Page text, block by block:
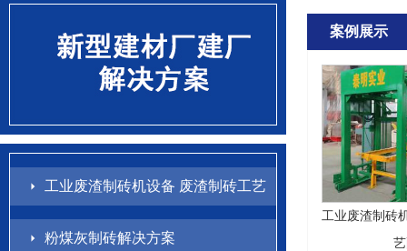
工业废渣制砖机设备 废渣制砖工艺
配方
粉煤灰制砖解决方案
案例展示
工业废渣制砖